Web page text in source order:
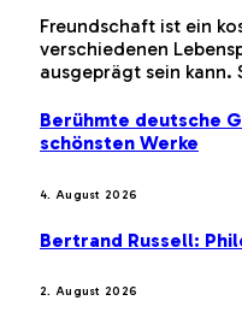
Freundschaft ist ein
verschiedenen
ausgeprägt sein kann.
Berühmte deutsche
schönsten Werke
4. August 2026
Bertrand Russell:
2. August 2026